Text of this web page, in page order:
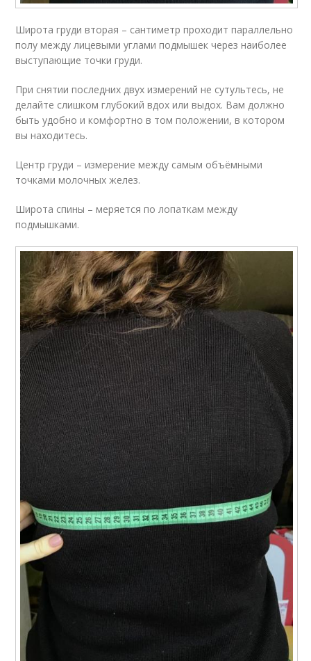
Широта груди вторая – сантиметр проходит параллельно
полу между лицевыми углами подмышек через наиболее
выступающие точки груди.
При снятии последних двух измерений не сутультесь, не
делайте слишком глубокий вдох или выдох. Вам должно
быть удобно и комфортно в том положении, в котором
вы находитесь.
Центр груди – измерение между самым объёмными
точками молочных желез.
Широта спины – меряется по лопаткам между
подмышками.